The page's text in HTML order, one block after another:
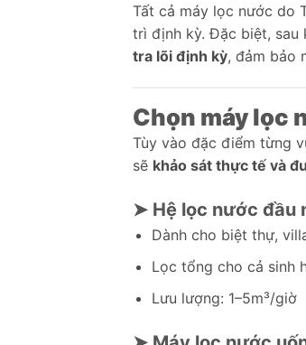
Tất cả máy lọc nước do
trì định kỳ. Đặc biệt, sau
tra lõi định kỳ, đảm bảo
Chọn máy lọc
Tùy vào đặc điểm từng
sẽ khảo sát thực tế và
➤ Hệ lọc nước đầu
Dành cho biệt thự,
Lọc tổng cho cả sinh
Lưu lượng: 1–5m³/giờ